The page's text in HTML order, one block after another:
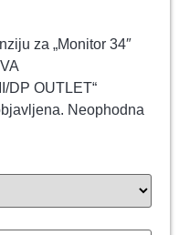
za „Monitor 34″
DP OUTLET“
Neophodna